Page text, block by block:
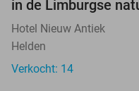
in de Limburgse
Hotel Nieuw Antiek
Helden
Verkocht: 14